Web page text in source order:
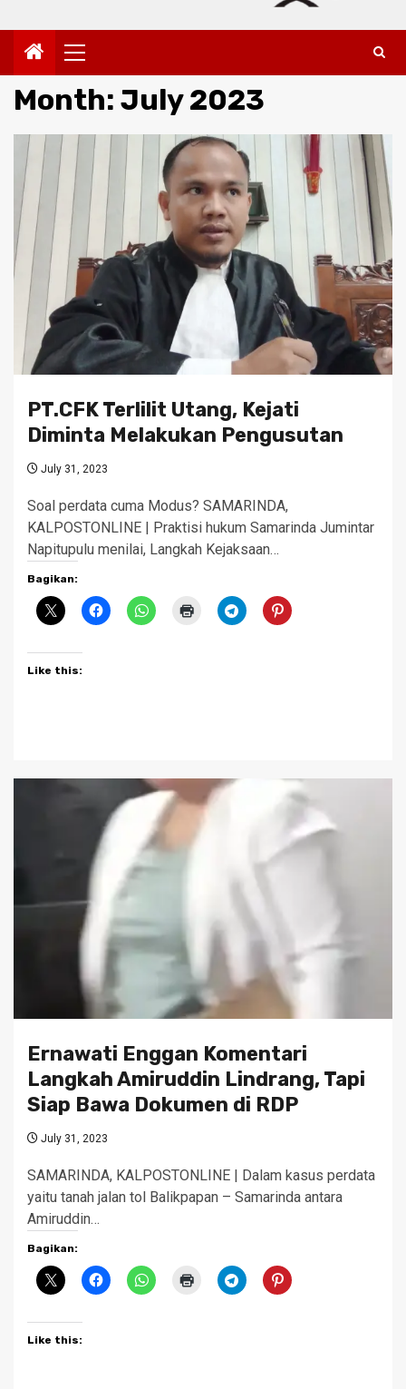
Primary
Menu
Month: July 2023
PT.CFK Terlilit Utang, Kejati
Diminta Melakukan Pengusutan
July 31, 2023
Soal perdata cuma Modus? SAMARINDA,
KALPOSTONLINE | Praktisi hukum Samarinda Jumintar
Napitupulu menilai, Langkah Kejaksaan…
Bagikan:
Like this:
Ernawati Enggan Komentari
Langkah Amiruddin Lindrang, Tapi
Siap Bawa Dokumen di RDP
July 31, 2023
SAMARINDA, KALPOSTONLINE | Dalam kasus perdata
yaitu tanah jalan tol Balikpapan – Samarinda antara
Amiruddin…
Bagikan:
Like this: